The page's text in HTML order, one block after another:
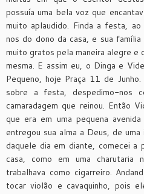
possuía uma bela voz que
muito aplaudido. Finda a festa,
nos do dono da casa, e sua
muito gratos pela maneira alegre e
mesma. E assim eu, o Dinga e
Pequeno, hoje Praça 11 de
sobre a festa, despedimo-nos
camaradagem que reinou. Então
que era em uma pequena
entregou sua alma a Deus, de
daquele dia em diante, comecei a
casa, como em uma charutaria
trabalhava como cigarreiro.
tocar violão e cavaquinho, pois